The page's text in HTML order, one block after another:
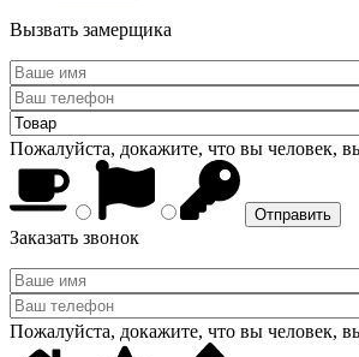
Вызвать замерщика
Пожалуйста, докажите, что вы человек,
Заказать звонок
Пожалуйста, докажите, что вы человек,